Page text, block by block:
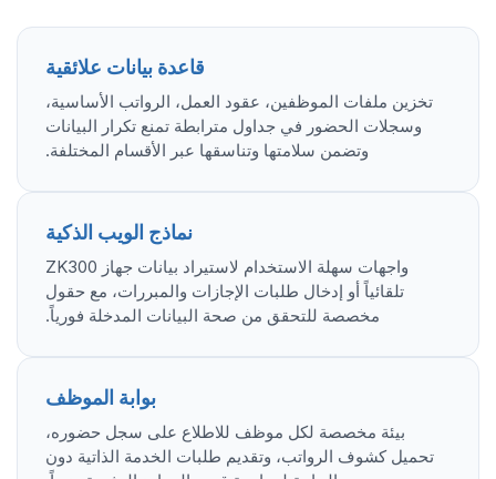
قاعدة بيانات علائقية
تخزين ملفات الموظفين، عقود العمل، الرواتب الأساسية،
وسجلات الحضور في جداول مترابطة تمنع تكرار البيانات
وتضمن سلامتها وتناسقها عبر الأقسام المختلفة.
نماذج الويب الذكية
واجهات سهلة الاستخدام لاستيراد بيانات جهاز ZK300
تلقائياً أو إدخال طلبات الإجازات والمبررات، مع حقول
مخصصة للتحقق من صحة البيانات المدخلة فورياً.
بوابة الموظف
بيئة مخصصة لكل موظف للاطلاع على سجل حضوره،
تحميل كشوف الرواتب، وتقديم طلبات الخدمة الذاتية دون